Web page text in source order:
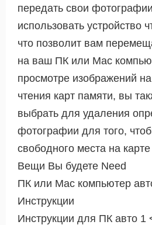
передать свои
использовать устройство
что позволит вам
на ваш ПК или Mac
просмотре изображений
чтения карт памяти, вы
выбрать для удаления
фотографии для того,
свободного места на
Вещи Вы будете Need
ПК или Mac компьютер
Инструкции
Инструкции для ПК авто 1